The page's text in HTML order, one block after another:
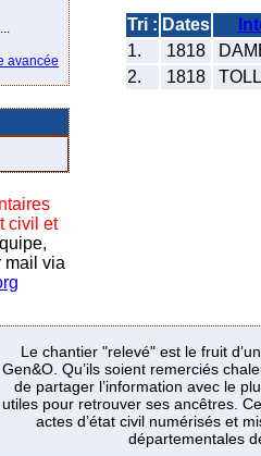
avancée
civil et
mail via
Tri : Dates
1.
1818
2.
1818
Le chantier "relevé" est le fruit
Gen&O. Qu’ils soient remerciés
de partager l’information avec le
utiles pour retrouver ses ancêtres.
actes d’état civil numérisés et
départementales